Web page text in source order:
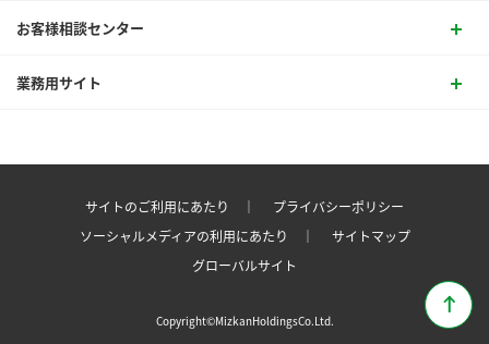
お客様相談センター
業務用サイト
サイトのご利用にあたり ｜
プライバシーポリシー
ソーシャルメディアの利用にあたり ｜
サイトマップ
グローバルサイト
Copyright©MizkanHoldingsCo.Ltd.